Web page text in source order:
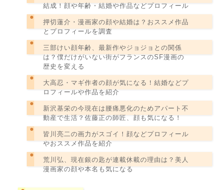
結成！顔や年齢・結婚や作品などプロフィール
押切蓮介・漫画家の顔や結婚は？おススメ作品
とプロフィールを調査
三部けい顔年齢、最新作やジョジョとの関係
は？僕だけがいない街がフランスのSF漫画の
歴史を変える
大高忍・マギ作者の顔が気になる！結婚などプ
ロフィールや作品を紹介
新沢基栄の今現在は腰痛悪化のためアパート不
動産で生活？佐藤正の師匠、顔も気になる！
皆川亮二の画力がスゴイ！顔などプロフィール
やおススメ作品を紹介
荒川弘、現在銀の匙が連載休載の理由は？美人
漫画家の顔や本名も気になる